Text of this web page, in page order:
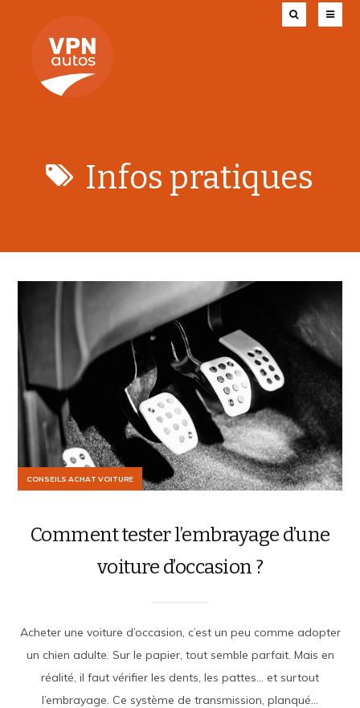
Infos pratiques
CONSEILS ACHAT VOITURE
Comment tester l’embrayage d’une
voiture d’occasion ?
Acheter une voiture d’occasion, c’est un peu comme adopter
un chien adulte. Sur le papier, tout semble parfait. Mais en
réalité, il faut vérifier les dents, les pattes… et surtout
l’embrayage. Ce système de transmission, planqué...